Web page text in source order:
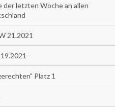
letzten Woche an allen
21.2021
Platz 1